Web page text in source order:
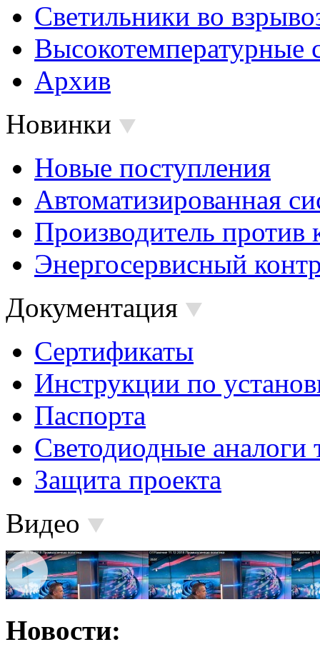
Светильники во
Высокотемпературные
Архив
Новинки
Новые поступления
Автоматизированная
Производитель против
Энергосервисный
Документация
Сертификаты
Инструкции по
Паспорта
Светодиодные аналоги
Защита проекта
Видео
Новости: